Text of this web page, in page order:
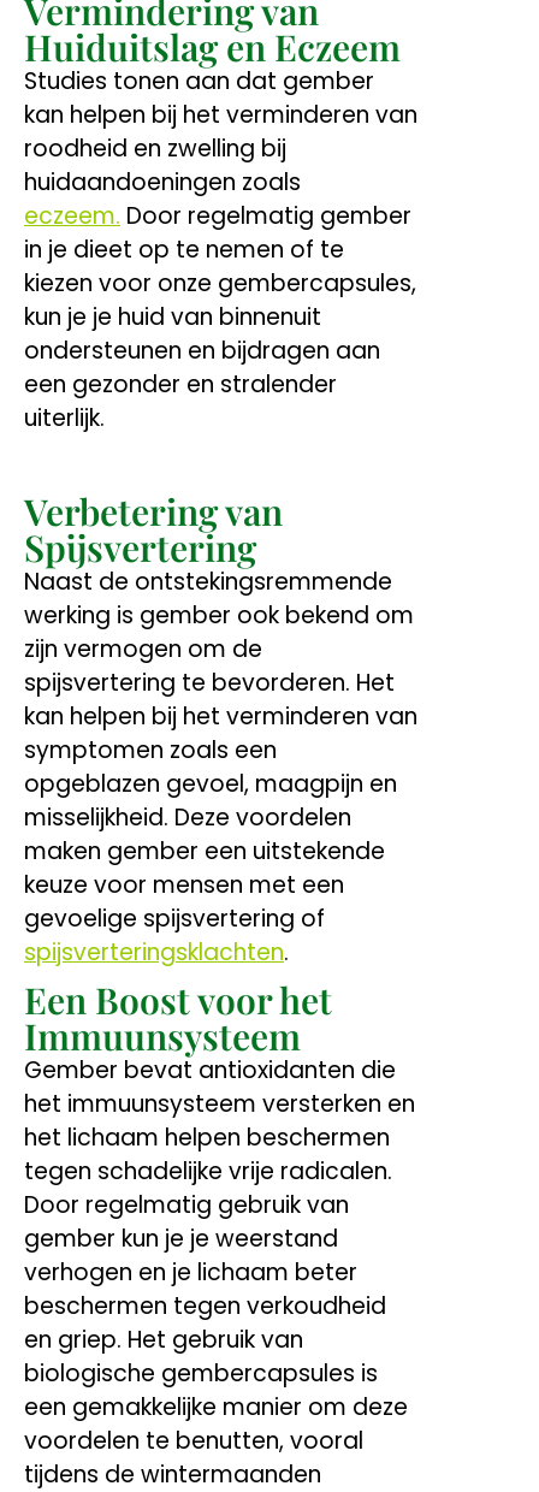
Vermindering van
Huiduitslag en Eczeem
Studies tonen aan dat gember
kan helpen bij het verminderen van
roodheid en zwelling bij
huidaandoeningen zoals
eczeem. Door regelmatig gember
in je dieet op te nemen of te
kiezen voor onze gembercapsules,
kun je je huid van binnenuit
ondersteunen en bijdragen aan
een gezonder en stralender
uiterlijk.
Verbetering van
Spijsvertering
Naast de ontstekingsremmende
werking is gember ook bekend om
zijn vermogen om de
spijsvertering te bevorderen. Het
kan helpen bij het verminderen van
symptomen zoals een
opgeblazen gevoel, maagpijn en
misselijkheid. Deze voordelen
maken gember een uitstekende
keuze voor mensen met een
gevoelige spijsvertering of
spijsverteringsklachten.
Een Boost voor het
Immuunsysteem
Gember bevat antioxidanten die
het immuunsysteem versterken en
het lichaam helpen beschermen
tegen schadelijke vrije radicalen.
Door regelmatig gebruik van
gember kun je je weerstand
verhogen en je lichaam beter
beschermen tegen verkoudheid
en griep. Het gebruik van
biologische gembercapsules is
een gemakkelijke manier om deze
voordelen te benutten, vooral
tijdens de wintermaanden